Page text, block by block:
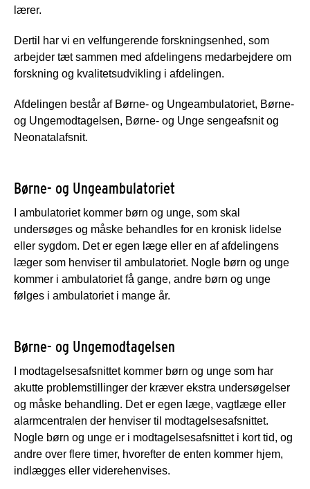
lærer.
Dertil har vi en velfungerende forskningsenhed, som
arbejder tæt sammen med afdelingens medarbejdere om
forskning og kvalitetsudvikling i afdelingen.
Afdelingen består af Børne- og Ungeambulatoriet, Børne-
og Ungemodtagelsen, Børne- og Unge sengeafsnit og
Neonatalafsnit.
Børne- og Ungeambulatoriet
I ambulatoriet kommer børn og unge, som skal
undersøges og måske behandles for en kronisk lidelse
eller sygdom. Det er egen læge eller en af afdelingens
læger som henviser til ambulatoriet. Nogle børn og unge
kommer i ambulatoriet få gange, andre børn og unge
følges i ambulatoriet i mange år.
Børne- og Ungemodtagelsen
I modtagelsesafsnittet kommer børn og unge som har
akutte problemstillinger der kræver ekstra undersøgelser
og måske behandling. Det er egen læge, vagtlæge eller
alarmcentralen der henviser til modtagelsesafsnittet.
Nogle børn og unge er i modtagelsesafsnittet i kort tid, og
andre over flere timer, hvorefter de enten kommer hjem,
indlægges eller viderehenvises.